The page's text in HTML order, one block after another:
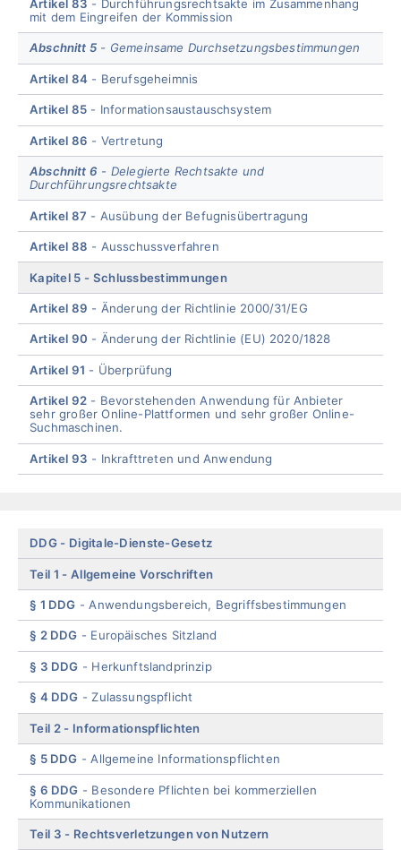
Skip
menu
DDG Digitale-Dienste-Gesetz
Teil 1 Allgemeine Vorschriften
§ 1 DDG Anwendungsbereich, Begriffsbestimmungen
§ 2 DDG Europäisches Sitzland
§ 3 DDG Herkunftslandprinzip
§ 4 DDG Zulassungspflicht
Teil 2 Informationspflichten
§ 5 DDG Allgemeine Informationspflichten
§ 6 DDG
Besondere Pflichten bei kommerziellen
Kommunikationen
Teil 3 Rechtsverletzungen von Nutzern
Artikel 83
Durchführungsrechtsakte im Zusammenhang
mit dem Eingreifen der Kommission
Abschnitt 5 Gemeinsame Durchsetzungsbestimmungen
Artikel 84 Berufsgeheimnis
Artikel 85 Informationsaustauschsystem
Artikel 86 Vertretung
Abschnitt 6
Delegierte Rechtsakte und
Durchführungsrechtsakte
Artikel 87 Ausübung der Befugnisübertragung
Artikel 88 Ausschussverfahren
Kapitel 5 Schlussbestimmungen
Artikel 89 Änderung der Richtlinie 2000/31/EG
Artikel 90 Änderung der Richtlinie (EU) 2020/1828
Artikel 91 Überprüfung
Artikel 92
Bevorstehenden Anwendung für Anbieter
sehr großer Online-Plattformen und sehr großer Online-
Suchmaschinen.
Artikel 93 Inkrafttreten und Anwendung